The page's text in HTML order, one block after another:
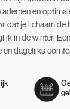
en
dat je lichaam de
in de winter.
en dagelijks